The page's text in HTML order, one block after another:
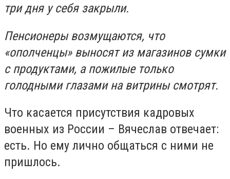
три дня у себя закрыли.
Пенсионеры возмущаются, что
«ополченцы» выносят из магазинов сумки
с продуктами, а пожилые только
голодными глазами на витрины смотрят.
Что касается присутствия кадровых
военных из России – Вячеслав отвечает:
есть. Но ему лично общаться с ними не
пришлось.